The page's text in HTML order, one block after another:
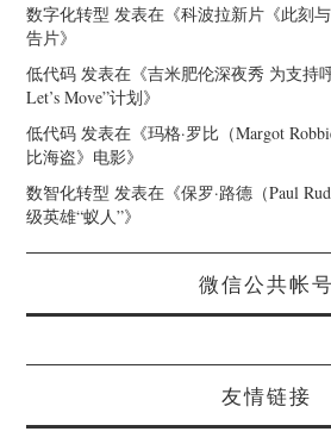
数字化转型 发表在《科波拉新片《此刻
告片》
低代码 发表在《吉米肥伦深夜秀 为支持
Let’s Move”计划》
低代码 发表在《玛格·罗比（Margot
比海盗》电影》
数智化转型 发表在《保罗·路德（Paul
级英雄“蚁人”》
微信公共帐号
友情链接